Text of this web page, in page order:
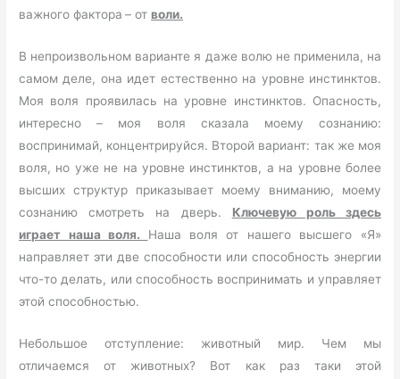
важного фактора – от воли.
В непроизвольном варианте я даже волю не применила, на
самом деле, она идет естественно на уровне инстинктов.
Моя воля проявилась на уровне инстинктов. Опасность,
интересно – моя воля сказала моему сознанию:
воспринимай, концентрируйся. Второй вариант: так же моя
воля, но уже не на уровне инстинктов, а на уровне более
высших структур приказывает моему вниманию, моему
сознанию смотреть на дверь. Ключевую роль здесь
играет наша воля. Наша воля от нашего высшего «Я»
направляет эти две способности или способность энергии
что-то делать, или способность воспринимать и управляет
этой способностью.
Небольшое отступление: животный мир. Чем мы
отличаемся от животных? Вот как раз таки этой